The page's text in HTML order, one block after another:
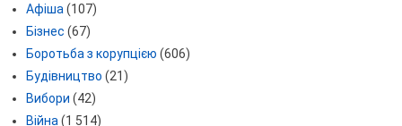
Афіша (107)
Бізнес (67)
Боротьба з корупцією (606)
Будівництво (21)
Вибори (42)
Війна (1 514)